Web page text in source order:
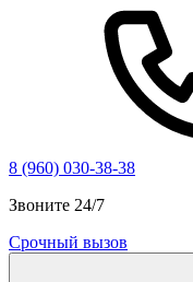
8 (960) 030-38-38
Звоните 24/7
Срочный вызов